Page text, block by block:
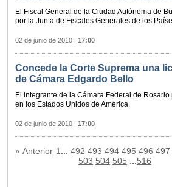
El Fiscal General de la Ciudad Autónoma de
por la Junta de Fiscales Generales de los
02 de junio de 2010 | 17:00
Concede la Corte Suprema una
de Cámara Edgardo Bello
El integrante de la Cámara Federal de
en los Estados Unidos de América.
02 de junio de 2010 | 17:00
« Anterior 1 492 493 494 495 496 497
503 504 505 516